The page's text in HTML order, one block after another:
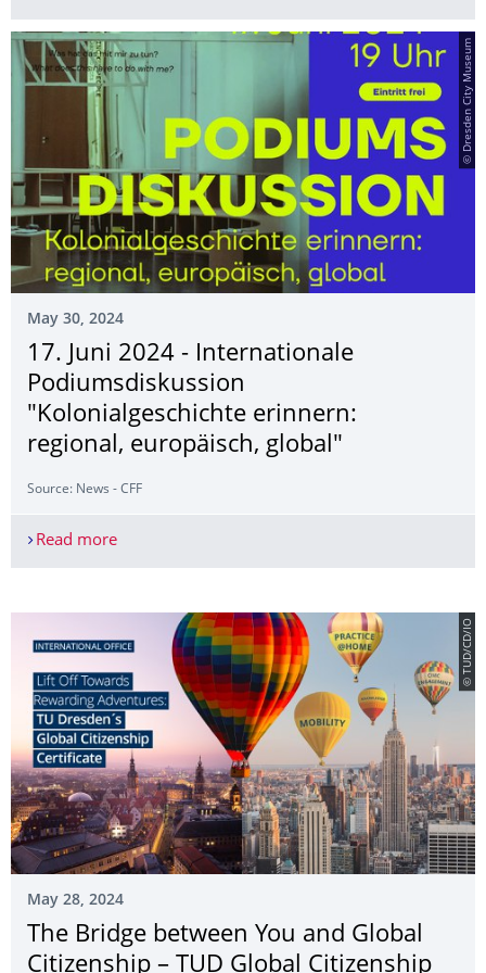
© Dresden City Museum
May 30, 2024
17. Juni 2024 - Internationale
Podiumsdiskussion
"Kolonialgeschichte erinnern:
regional, europäisch, global"
Source: News - CFF
Read more17. Juni 2024 - Internationale
© TUD/CD/IO
May 28, 2024
The Bridge between You and Global
Citizenship – TUD Global Citizenship